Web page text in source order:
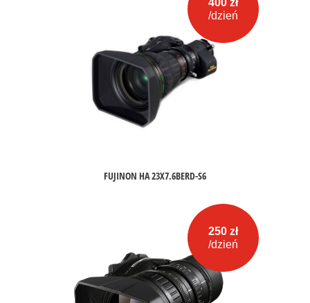
400 zł
/dzień
FUJINON HA 23X7.6BERD-S6
250 zł
/dzień